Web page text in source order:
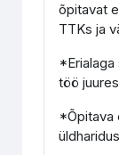
õpitavat
TTKs ja
töö
*Õpitava